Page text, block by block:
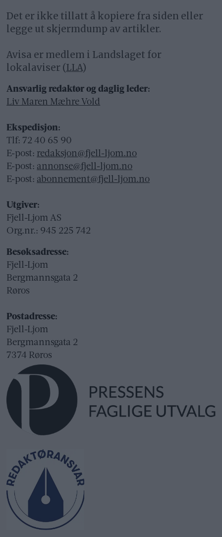
Det er ikke tillatt å kopiere fra siden eller
legge ut skjermdump av artikler.
Avisa er medlem i Landslaget for
lokalaviser (LLA)
Ansvarlig redaktør og daglig leder:
Liv Maren Mæhre Vold
Ekspedisjon:
Tlf: 72 40 65 90
E-post: redaksjon@fjell-ljom.no
E-post: annonse@fjell-ljom.no
E-post: abonnement@fjell-ljom.no
Utgiver:
Fjell-Ljom AS
Org.nr.: 945 225 742
Besøksadresse:
Fjell-Ljom
Bergmannsgata 2
Røros
Postadresse:
Fjell-Ljom
Bergmannsgata 2
7374 Røros